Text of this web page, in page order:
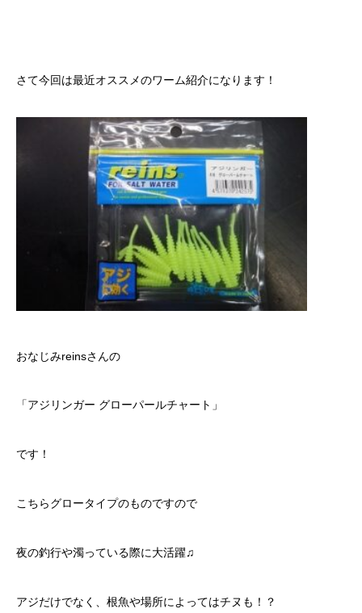
さて今回は最近オススメのワーム紹介になります！
おなじみreinsさんの
「アジリンガー グローパールチャート」
です！
こちらグロータイプのものですので
夜の釣行や濁っている際に大活躍♫
アジだけでなく、根魚や場所によってはチヌも！？